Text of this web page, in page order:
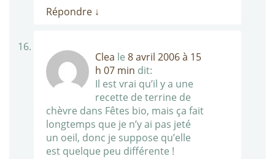
Répondre ↓
Clea le 8 avril 2006 à 15
h 07 min dit:
Il est vrai qu’il y a une
recette de terrine de
chèvre dans Fêtes bio, mais ça fait
longtemps que je n’y ai pas jeté
un oeil, donc je suppose qu’elle
est quelque peu différente !